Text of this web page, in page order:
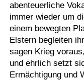
abenteuerliche
immer wieder um
einem bewegten
Elstern begleiten
sagen Krieg
und ehrlich setzt
Ermächtigung und